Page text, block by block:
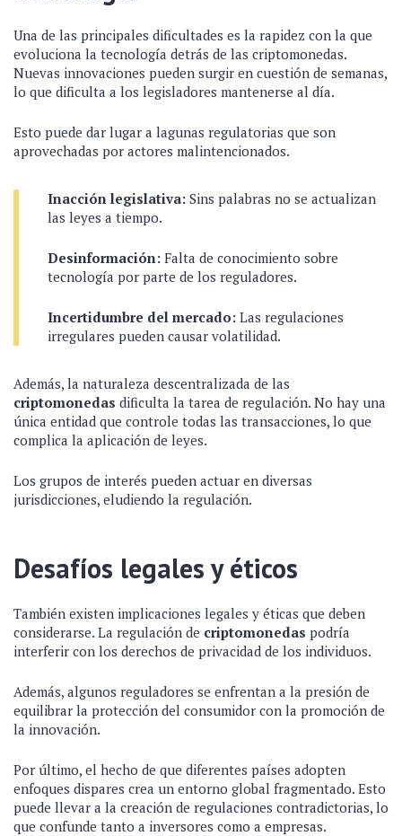
Una de las principales dificultades es la rapidez con la que
evoluciona la tecnología detrás de las criptomonedas.
Nuevas innovaciones pueden surgir en cuestión de semanas,
lo que dificulta a los legisladores mantenerse al día.
Esto puede dar lugar a lagunas regulatorias que son
aprovechadas por actores malintencionados.
Inacción legislativa: Sins palabras no se actualizan
las leyes a tiempo.
Desinformación: Falta de conocimiento sobre
tecnología por parte de los reguladores.
Incertidumbre del mercado: Las regulaciones
irregulares pueden causar volatilidad.
Además, la naturaleza descentralizada de las
criptomonedas dificulta la tarea de regulación. No hay una
única entidad que controle todas las transacciones, lo que
complica la aplicación de leyes.
Los grupos de interés pueden actuar en diversas
jurisdicciones, eludiendo la regulación.
Desafíos legales y éticos
También existen implicaciones legales y éticas que deben
considerarse. La regulación de criptomonedas podría
interferir con los derechos de privacidad de los individuos.
Además, algunos reguladores se enfrentan a la presión de
equilibrar la protección del consumidor con la promoción de
la innovación.
Por último, el hecho de que diferentes países adopten
enfoques dispares crea un entorno global fragmentado. Esto
puede llevar a la creación de regulaciones contradictorias, lo
que confunde tanto a inversores como a empresas.